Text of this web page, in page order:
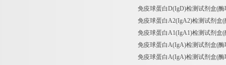
免疫球蛋白D(IgD)检测试剂盒(酶
免疫球蛋白A2(IgA2)检测试剂盒(
免疫球蛋白A1(IgA1)检测试剂盒(
免疫球蛋白A(IgA)检测试剂盒(酶
免疫球蛋白A(IgA)检测试剂盒(酶